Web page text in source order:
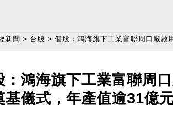
新聞 > 台股 > 個股：鴻海旗下工業富聯周口廠啟
：鴻海旗下工業富聯周
基儀式，年產值逾31億